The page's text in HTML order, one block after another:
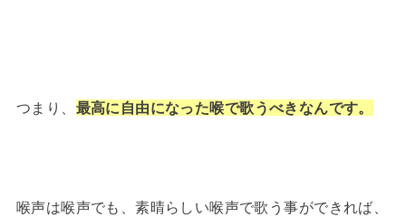
つまり、 最高に自由になった喉で歌うべきなんです。
喉声は喉声でも、素晴らしい喉声で歌う事ができれば、